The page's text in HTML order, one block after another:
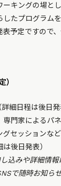
ーキングの場と
したプログラム
表予定ですので
）
細日程は後日発
専門家によるパ
グセッションなど
後日発表）
込みや詳細情
で随時お知ら